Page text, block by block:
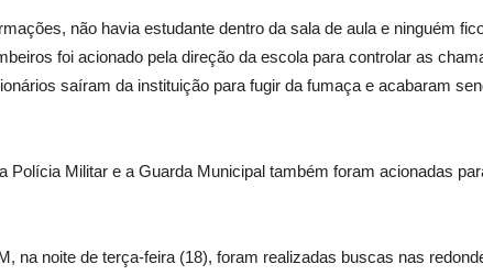
não havia estudante dentro da sala de aula e ninguém
foi acionado pela direção da escola para controlar as
saíram da instituição para fugir da fumaça e acabaram
Polícia Militar e a Guarda Municipal também foram acionadas
na noite de terça-feira (18), foram realizadas buscas nas